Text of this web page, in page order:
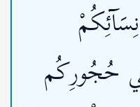
حُجُورِكُم